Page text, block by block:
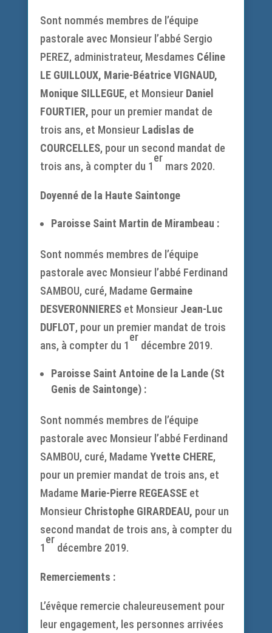
Sont nommés membres de l’équipe
pastorale avec Monsieur l’abbé Sergio
PEREZ, administrateur, Mesdames Céline
LE GUILLOUX, Marie-Béatrice VIGNAUD,
Monique SILLEGUE, et Monsieur Daniel
FOURTIER, pour un premier mandat de
trois ans, et Monsieur Ladislas de
COURCELLES, pour un second mandat de
trois ans, à compter du 1
er
mars 2020.
Doyenné de la Haute Saintonge
Paroisse Saint Martin de Mirambeau :
Sont nommés membres de l’équipe
pastorale avec Monsieur l’abbé Ferdinand
SAMBOU, curé, Madame Germaine
DESVERONNIERESet Monsieur Jean-Luc
DUFLOT, pour un premier mandat de trois
ans, à compter du 1
er
décembre 2019.
Paroisse Saint Antoine de la Lande (St
Genis de Saintonge) :
Sont nommés membres de l’équipe
pastorale avec Monsieur l’abbé Ferdinand
SAMBOU, curé, Madame Yvette CHERE,
pour un premier mandat de trois ans, et
Madame Marie-Pierre REGEASSE et
Monsieur Christophe GIRARDEAU, pour un
second mandat de trois ans, à compter du
1
er
décembre 2019.
Remerciements :
L’évêque remercie chaleureusement pour
leur engagement, les personnes arrivées